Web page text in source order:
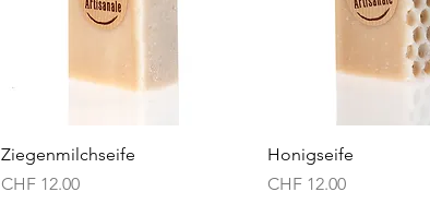
Schnellansicht
Ziegenmilchseife
Preis
CHF 12.00
Schnellansicht
Honigseife
Preis
CHF 12.00